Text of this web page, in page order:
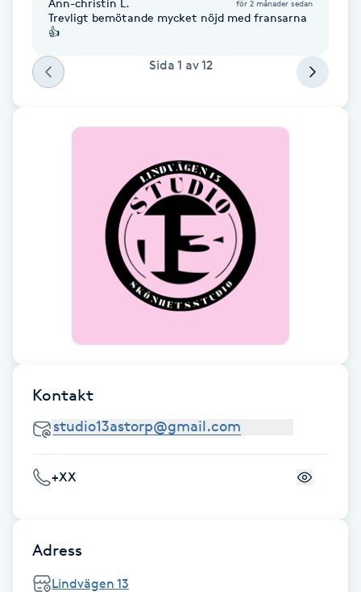
Fotsvamp
Fotvård
Fransar
Fransförlängning
Fransförlängning Megavolym
Fransrengöring
Frekvensterapi
Friskvård
Friskvårdsmassage
för 2 månader sedan
Trevligt bemötande mycket nöjd med fransarna
👍
Sida 1 av12
Kontakt
+XX
Adress
Lindvägen 13